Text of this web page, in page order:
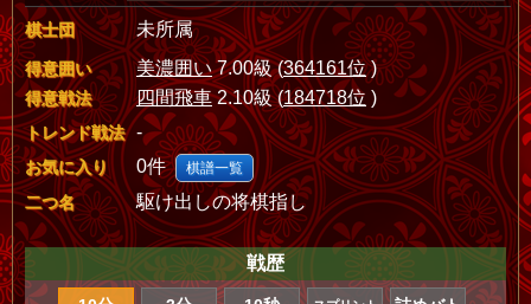
棋士団 未所属
得意囲い 美濃囲い7.00級 (364161位)
得意戦法 四間飛車2.10級 (184718位 )
トレンド戦法 -
お気に入り 0件 棋譜一覧
二つ名 駆け出しの将棋指し
戦歴